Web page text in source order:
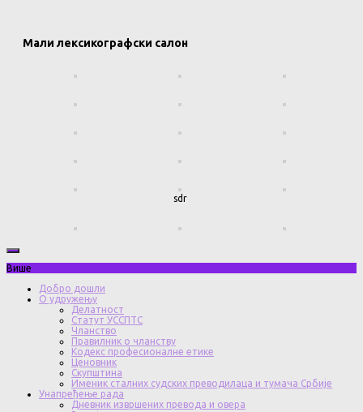
Мали лексикографски салон
sdr
Више
Добро дошли
О удружењу
Делатност
Статут УССПТС
Чланство
Правилник о чланству
Кодекс професионалне етике
Ценовник
Скупштина
Именик сталних судских преводилаца и тумача Србије
Унапређење рада
Дневник извршених превода и овера